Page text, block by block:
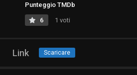
Punteggio TMDb
6 1 voti
Link Scaricare